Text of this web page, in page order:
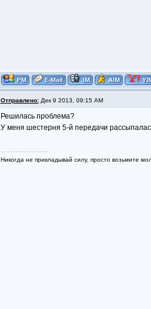
Отправлено:Дек 9 2013, 09:15 AM
Решилась проблема?
У меня шестерня 5-й передачи
--------------------
Никогда не прикладывай силу, просто возьмите